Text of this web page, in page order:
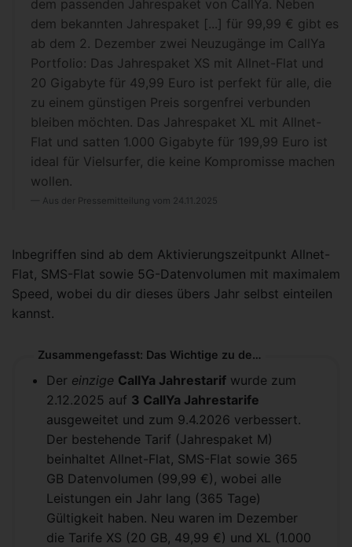
dem passenden Jahrespaket von CallYa. Neben
dem bekannten Jahrespaket [...] für 99,99 € gibt es
ab dem 2. Dezember zwei Neuzugänge im CallYa
Portfolio: Das Jahrespaket XS mit Allnet-Flat und
20 Gigabyte für 49,99 Euro ist perfekt für alle, die
zu einem günstigen Preis sorgenfrei verbunden
bleiben möchten. Das Jahrespaket XL mit Allnet-
Flat und satten 1.000 Gigabyte für 199,99 Euro ist
ideal für Vielsurfer, die keine Kompromisse machen
wollen.
Aus der Pressemitteilung vom 24.11.2025
Inbegriffen sind ab dem Aktivierungszeitpunkt Allnet-
Flat, SMS-Flat sowie 5G-Datenvolumen mit maximalem
Speed, wobei du dir dieses übers Jahr selbst einteilen
kannst.
Zusammengefasst: Das Wichtige zu den CallYa Jahrestarifen
Der einzige CallYa Jahrestarif wurde zum
2.12.2025 auf 3 CallYa Jahrestarife
ausgeweitet und zum 9.4.2026 verbessert.
Der bestehende Tarif (Jahrespaket M)
beinhaltet Allnet-Flat, SMS-Flat sowie 365
GB Datenvolumen (99,99 €), wobei alle
Leistungen ein Jahr lang (365 Tage)
Gültigkeit haben. Neu waren im Dezember
die Tarife XS (20 GB, 49,99 €) und XL (1.000